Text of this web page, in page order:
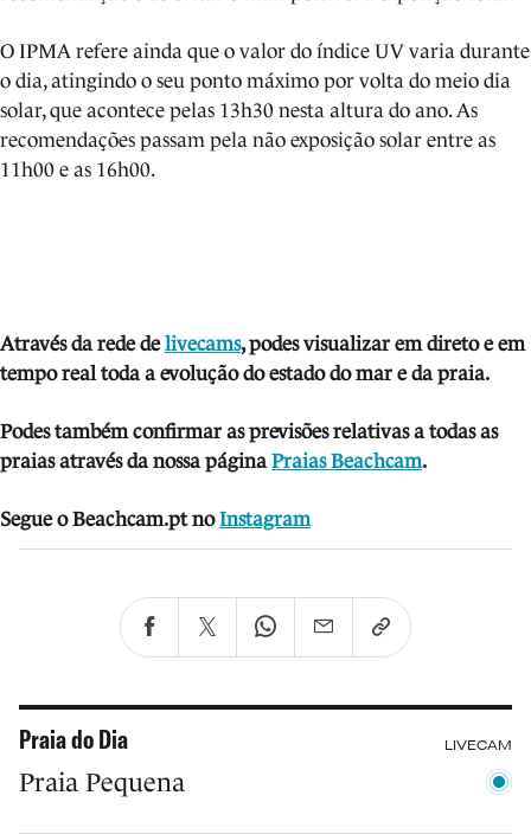
O IPMA refere ainda que o valor do índice UV varia durante
o dia, atingindo o seu ponto máximo por volta do meio dia
solar, que acontece pelas 13h30 nesta altura do ano. As
recomendações passam pela não exposição solar entre as
11h00 e as 16h00.
Através da rede delivecams, podes visualizar em direto e em
tempo real toda a evolução do estado do mar e da praia.
Podes também confirmar as previsões relativas a todas as
praias através da nossa páginaPraias Beachcam.
Segue o Beachcam.pt no Instagram
Praia do Dia LIVECAM
Praia Pequena